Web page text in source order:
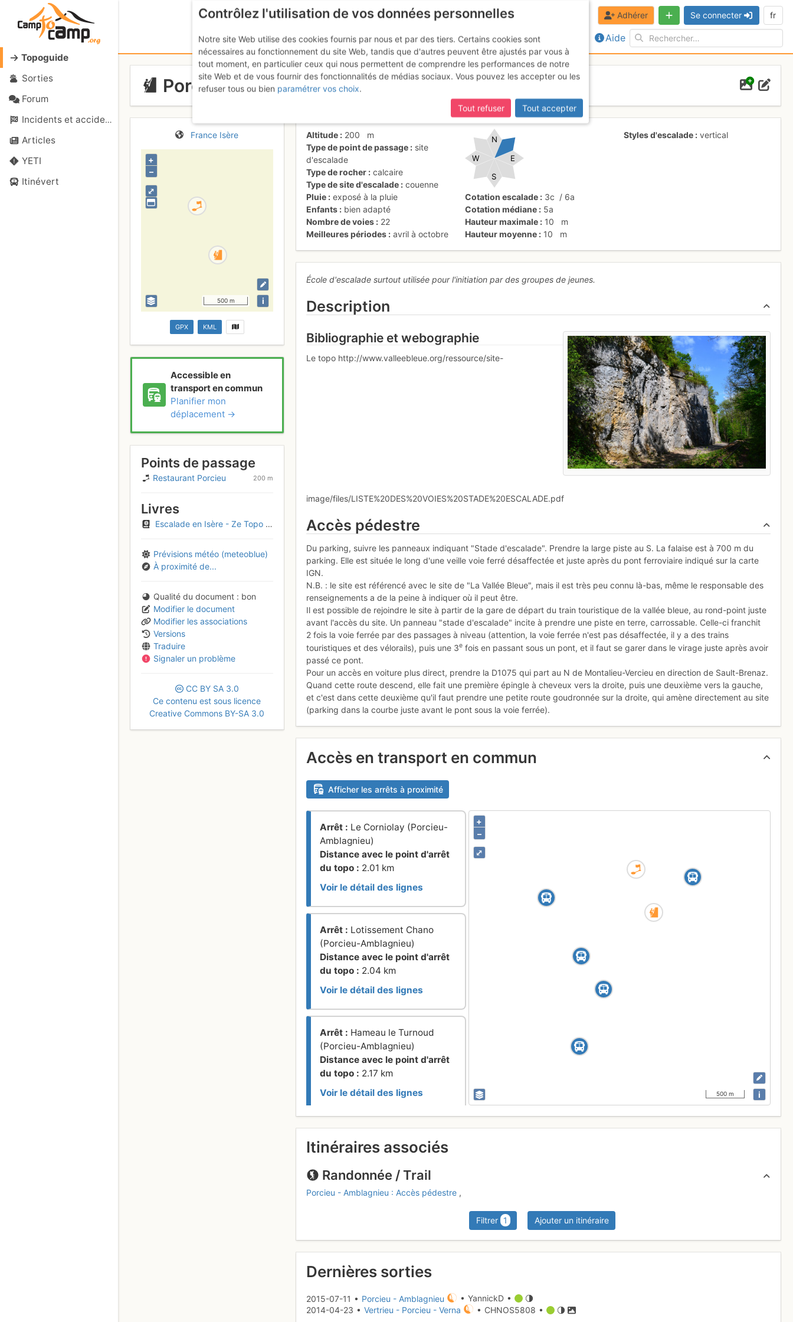
Topoguide
Sorties
Forum
Incidents et accidents
Articles
YETI
Itinévert
Aide
Adhérer Se connecter fr
Porcieu - Amblagnieu
France Isère
⤢
+
–
500 m i
GPX KML
Accessible en
transport en commun
Planifier mon
déplacement →
Points de passage
Restaurant Porcieu 200 m
Livres
Escalade en Isère - Ze Topo #1 - Vallées de Grenoble Chartreuse Nord Isère
Prévisions météo (meteoblue)
À proximité de...
Qualité du document
bon
Modifier le document
Modifier les associations
Versions
Traduire
Signaler un problème
CC BY SA 3.0
Ce contenu est sous licence
Creative Commons BY-SA 3.0
Altitude 200
m
Type de point de passage
site
d'escalade
Type de rocher
calcaire
Type de site d'escalade
couenne
Pluie
exposé à la pluie
Enfants
bien adapté
Nombre de voies
22
Meilleures périodes
avril à octobre
E
W
S
N
Cotation escalade 3c / 6a
Cotation médiane
5a
Hauteur maximale
10
m
Hauteur moyenne
10 m
Styles d'escalade vertical
École d'escalade surtout utilisée pour l'initiation par des groupes de jeunes.
Description
Bibliographie et webographie
Le topo http://www.valleebleue.org/ressource/site-
image/files/LISTE%20DES%20VOIES%20STADE%20ESCALADE.pdf
Accès pédestre
Du parking, suivre les panneaux indiquant "Stade d'escalade". Prendre la large piste au S. La falaise est à 700 m du
parking. Elle est située le long d'une veille voie ferré désaffectée et juste après du pont ferroviaire indiqué sur la carte
IGN.
N.B. : le site est référencé avec le site de "La Vallée Bleue", mais il est très peu connu là-bas, même le responsable des
renseignements a de la peine à indiquer où il peut être.
Il est possible de rejoindre le site à partir de la gare de départ du train touristique de la vallée bleue, au rond-point juste
avant l'accès du site. Un panneau "stade d'escalade" incite à prendre une piste en terre, carrossable. Celle-ci franchit
2 fois la voie ferrée par des passages à niveau (attention, la voie ferrée n'est pas désaffectée, il y a des trains
touristiques et des vélorails), puis une 3e fois en passant sous un pont, et il faut se garer dans le virage juste après avoir
passé ce pont.
Pour un accès en voiture plus direct, prendre la D1075 qui part au N de Montalieu-Vercieu en direction de Sault-Brenaz.
Quand cette route descend, elle fait une première épingle à cheveux vers la droite, puis une deuxième vers la gauche,
et c'est dans cette deuxième qu'il faut prendre une petite route goudronnée sur la droite, qui amène directement au site
(parking dans la courbe juste avant le pont sous la voie ferrée).
Accès en transport en commun
Afficher les arrêts à proximité
Arrêt : Le Corniolay (Porcieu-
Amblagnieu)
Distance avec le point d'arrêt
du topo : 2.01 km
Voir le détail des lignes
Arrêt : Lotissement Chano
(Porcieu-Amblagnieu)
Distance avec le point d'arrêt
du topo : 2.04 km
Voir le détail des lignes
Arrêt : Hameau le Turnoud
(Porcieu-Amblagnieu)
Distance avec le point d'arrêt
du topo : 2.17 km
Voir le détail des lignes
(Montalieu-Vercieu)
du topo :2.84 km
Voir le détail des lignes
Arrêt :Gare (Villebois)
Distance avec le point d'arrêt
du topo :
⤢
+
–
500 m i
Itinéraires associés
Randonnée / Trail
Porcieu - Amblagnieu : Accès pédestre ,
Filtrer 1 Ajouter un itinéraire
Dernières sorties
2015-07-11 • Porcieu - Amblagnieu
• YannickD •
2014-04-23 •Vertrieu - Porcieu - Verna • CHNOS5808 •
Contrôlez l'utilisation de vos données personnelles
Notre site Web utilise des cookies fournis par nous et par des tiers. Certains cookies sont
nécessaires au fonctionnement du site Web, tandis que d'autres peuvent être ajustés par vous à
tout moment, en particulier ceux qui nous permettent de comprendre les performances de notre
site Web et de vous fournir des fonctionnalités de médias sociaux. Vous pouvez les accepter ou les
refuser tous ou bien paramétrer vos choix.
Tout refuser
Tout accepter